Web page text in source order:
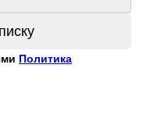
Политика